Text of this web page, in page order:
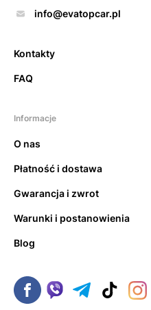
info@evatopcar.pl
Kontakty
FAQ
Informacje
O nas
Płatność i dostawa
Gwarancja i zwrot
Warunki i postanowienia
Blog